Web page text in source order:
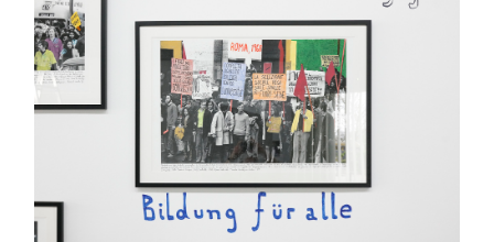
Themen und Termine
Gewinnspiele